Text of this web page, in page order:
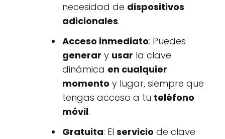
necesidad de dispositivos
adicionales.
Acceso inmediato: Puedes
generar y usar la clave
dinámica en cualquier
momento y lugar, siempre que
tengas acceso a tu teléfono
móvil.
Gratuita: El servicio de clave